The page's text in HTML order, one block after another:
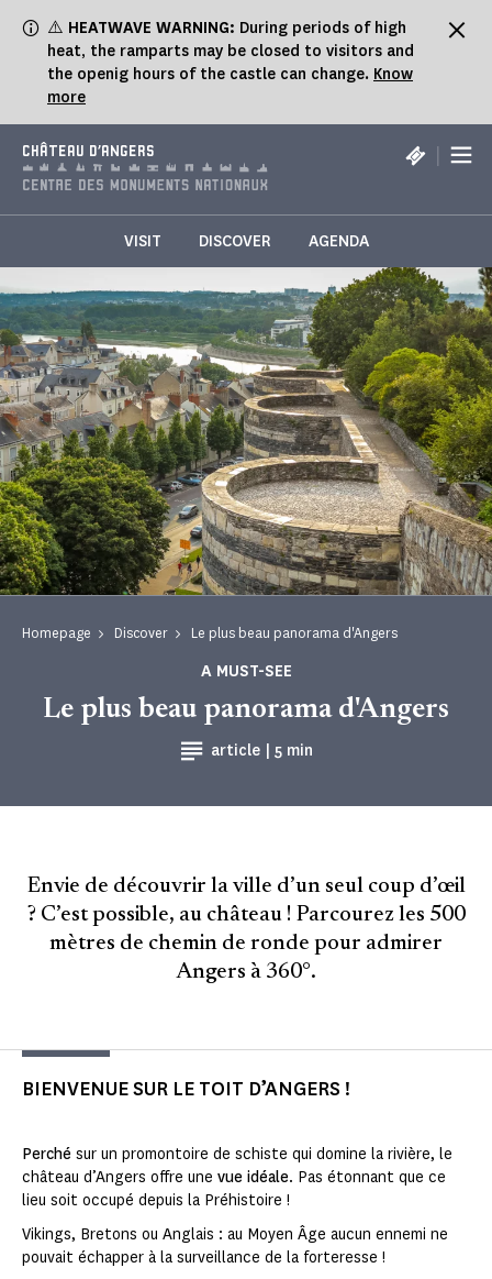
⚠️ HEATWAVE WARNING: During periods of high
heat, the ramparts may be closed to visitors and
the openig hours of the castle can change. Know
more
CHÂTEAU D'ANGERS |
VISIT DISCOVER AGENDA
Homepage Discover Le plus beau panorama d'Angers
A MUST-SEE
article | Reading time
5 min
Le plus beau panorama d'Angers
Envie de découvrir la ville d’un seul coup d’œil
? C’est possible, au château ! Parcourez les 500
mètres de chemin de ronde pour admirer
Angers à 360°.
BIENVENUE SUR LE TOIT D’ANGERS !
Perché sur un promontoire de schiste qui domine la rivière, le
château d’Angers offre une vue idéale. Pas étonnant que ce
lieu soit occupé depuis la Préhistoire !
Vikings, Bretons ou Anglais : au Moyen Âge aucun ennemi ne
pouvait échapper à la surveillance de la forteresse !